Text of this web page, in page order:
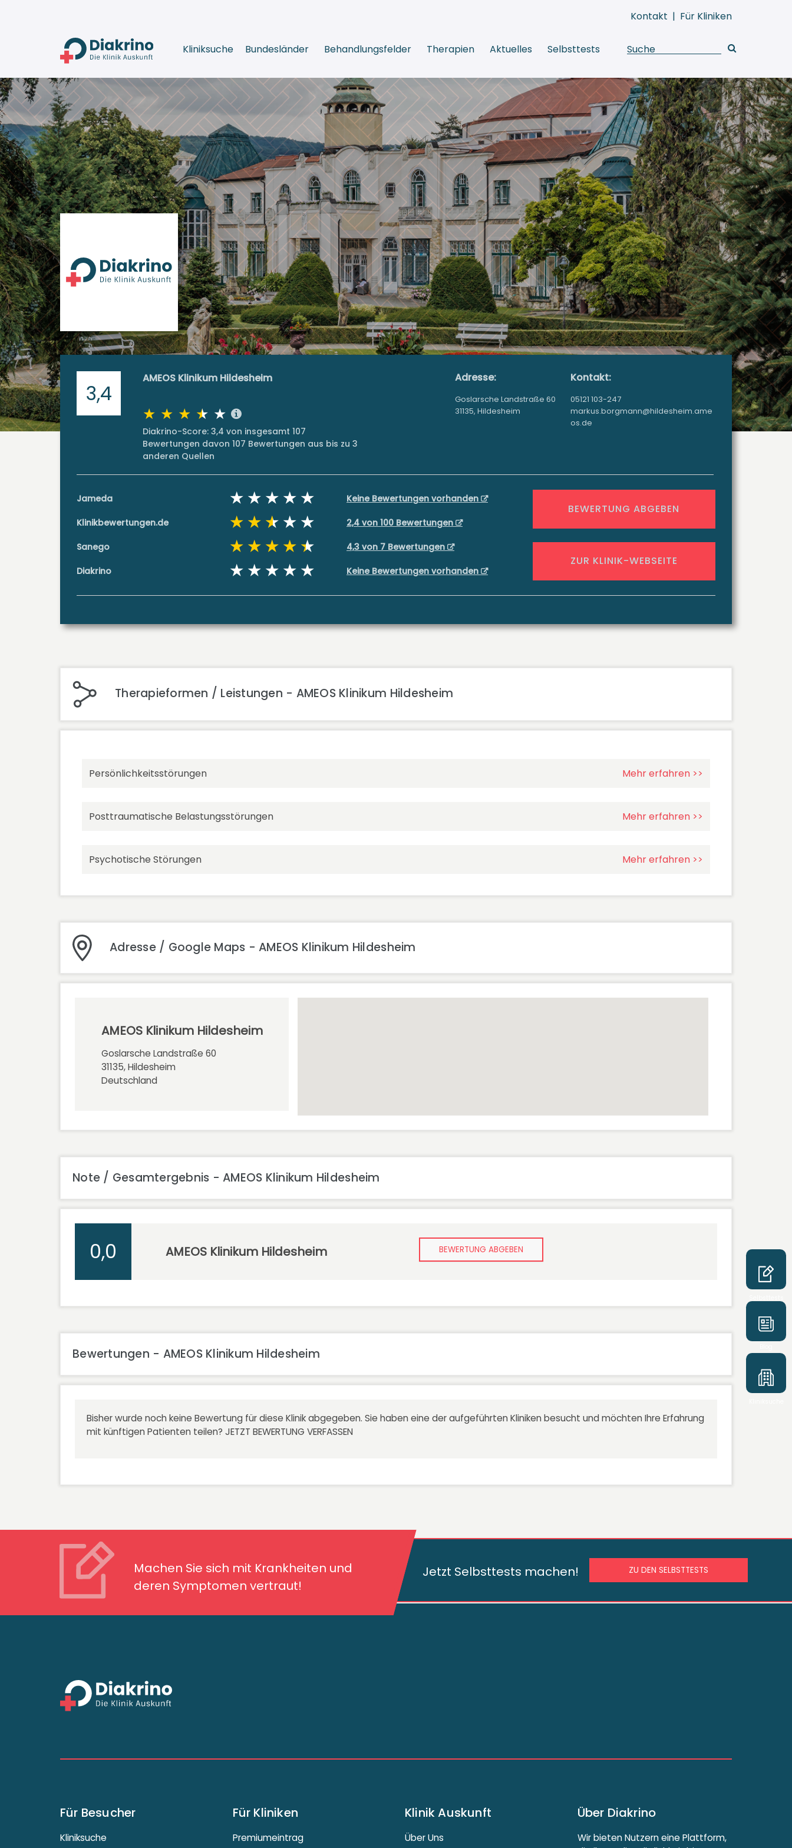
Kontakt | Für Kliniken
Kliniksuche Bundesländer Behandlungsfelder Therapien Aktuelles Selbsttests
3,4
AMEOS Klinikum Hildesheim
Diakrino-Score: 3,4 von insgesamt 107
Bewertungen davon 107 Bewertungen aus bis zu 3
anderen Quellen
Adresse:
Goslarsche Landstraße 60
31135, Hildesheim
Kontakt:
05121 103-247
markus.borgmann@hildesheim.ame
os.de
Jameda Keine Bewertungen vorhanden
Klinikbewertungen.de 2,4 von 100 Bewertungen
Sanego 4,3 von 7 Bewertungen
Diakrino Keine Bewertungen vorhanden
BEWERTUNG ABGEBEN
ZUR KLINIK-WEBSEITE
Therapieformen / Leistungen - AMEOS Klinikum Hildesheim
Persönlichkeitsstörungen Mehr erfahren >>
Posttraumatische Belastungsstörungen Mehr erfahren >>
Psychotische Störungen Mehr erfahren >>
Adresse / Google Maps - AMEOS Klinikum Hildesheim
AMEOS Klinikum Hildesheim
Goslarsche Landstraße 60
31135, Hildesheim
Deutschland
Note / Gesamtergebnis - AMEOS Klinikum Hildesheim
0,0 AMEOS Klinikum Hildesheim BEWERTUNG ABGEBEN
Bewertungen - AMEOS Klinikum Hildesheim
Bisher wurde noch keine Bewertung für diese Klinik abgegeben. Sie haben eine der aufgeführten Kliniken besucht und möchten Ihre Erfahrung
mit künftigen Patienten teilen? JETZT BEWERTUNG VERFASSEN
Machen Sie sich mit Krankheiten und
deren Symptomen vertraut!
Machen Sie sich mit Krankheiten und deren
Symptomen vertraut!
Jetzt Selbsttests machen! ZU DEN SELBSTTESTS
Für Besucher
Kliniksuche
Für Kliniken
Premiumeintrag
Klinik Auskunft
Über Uns
Über Diakrino
Wir bieten Nutzern eine Plattform,